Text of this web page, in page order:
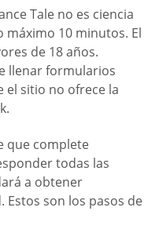
Tale no es ciencia
máximo 10 minutos. El
de 18 años.
llenar formularios
el sitio no ofrece la
que complete
todas las
a obtener
Estos son los pasos de